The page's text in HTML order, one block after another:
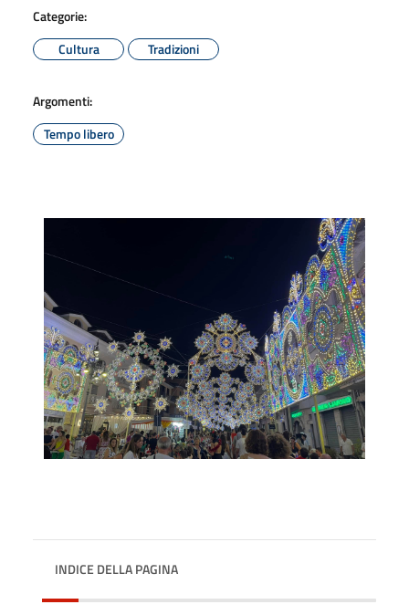
Categorie:
Cultura
Tradizioni
Argomenti:
Tempo libero
INDICE DELLA PAGINA